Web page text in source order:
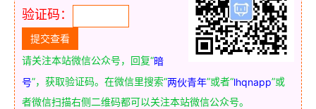
验证码：
请关注本站微信公众号，回复“暗
号”，获取验证码。在微信里搜索“两伙青年”或者“lhqnapp”或
者微信扫描右侧二维码都可以关注本站微信公众号。